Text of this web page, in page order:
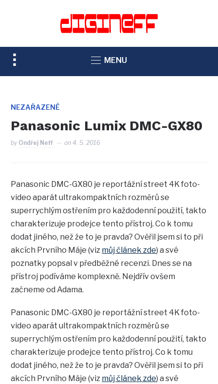
TOGGLE
SIDEBAR
NAVIGATION
MENU
NEZAŘAZENÉ
Panasonic Lumix DMC-GX80
by Ondřej Neff on4. 5. 2016
Panasonic DMC-GX80 je reportážní street 4K foto-
video aparát ultrakompaktních rozměrů se
superrychlým ostřením pro každodenní použití, takto
charakterizuje prodejce tento přístroj. Co k tomu
dodat jiného, než že to je pravda? Ověřil jsem si to při
akcích Prvního Máje (viz můj článek zde) a své
poznatky popsal v předběžné recenzi. Dnes se na
přístroj podíváme komplexně. Nejdřív ovšem
začneme od Adama.
Panasonic DMC-GX80 je reportážní street 4K foto-
video aparát ultrakompaktních rozměrů se
superrychlým ostřením pro každodenní použití, takto
charakterizuje prodejce tento přístroj. Co k tomu
dodat jiného, než že to je pravda? Ověřil jsem si to při
akcích Prvního Máje (viz můj článek zde) a své